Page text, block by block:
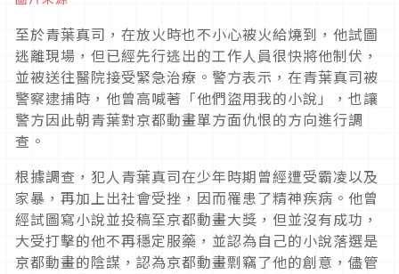
至於青葉真司，在放火時也不小心被火給燒到，他試圖
逃離現場，但已經先行逃出的工作人員很快將他制伏，
並被送往醫院接受緊急治療。警方表示，在青葉真司被
警察逮捕時，他曾高喊著「他們盜用我的小說」，也讓
警方因此朝青葉對京都動畫單方面仇恨的方向進行調
查。
根據調查，犯人青葉真司在少年時期曾經遭受霸凌以及
家暴，再加上出社會受挫，因而罹患了精神疾病。他曾
經試圖寫小說並投稿至京都動畫大獎，但並沒有成功，
大受打擊的他不再穩定服藥，並認為自己的小說落選是
京都動畫的陰謀，認為京都動畫剽竊了他的創意，儘管